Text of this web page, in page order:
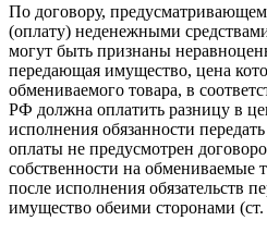
По договору,
(оплату) неденежными
могут быть признаны
передающая имущество, цена
обмениваемого товара, в
РФ должна оплатить разницу в
исполнения обязанности
оплаты не предусмотрен
собственности на обмениваемые
после исполнения обязательств
имущество обеими сторонами